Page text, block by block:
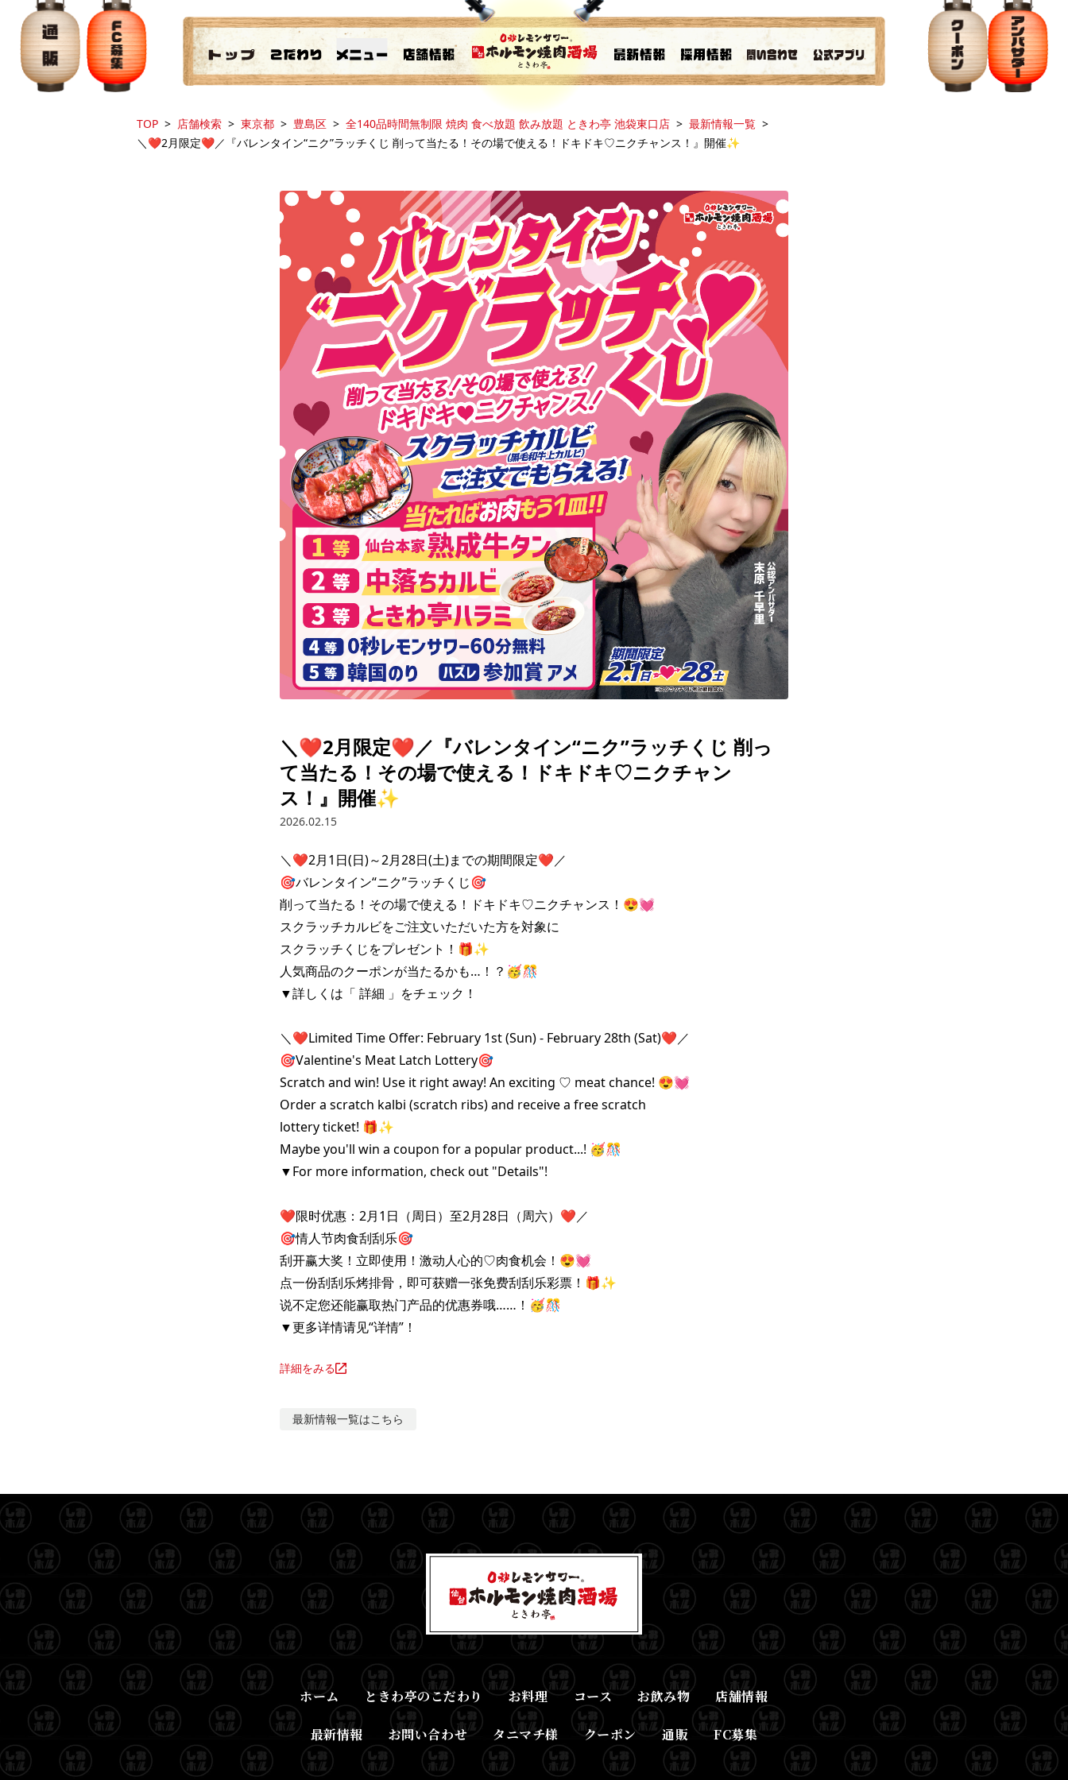
TOP 店舗検索 東京都 豊島区 全140品時間無制限 焼肉 食べ放題 飲み放題 ときわ亭 池袋東口店
最新情報一覧
＼❤️2月限定❤️／『バレンタイン“ニク”ラッチくじ 削って当たる！その場で使える！ドキドキ♡ニクチャンス！』開催✨
＼❤️2月限定❤️／『バレンタイン“ニク”ラッチくじ 削っ
て当たる！その場で使える！ドキドキ♡ニクチャン
ス！』開催✨
2026.02.15
＼❤️2月1日(日)～2月28日(土)までの期間限定❤️／
🎯バレンタイン“ニク”ラッチくじ🎯
削って当たる！その場で使える！ドキドキ♡ニクチャンス！😍💓
スクラッチカルビをご注文いただいた方を対象に
スクラッチくじをプレゼント！🎁✨
人気商品のクーポンが当たるかも…！？🥳🎊
▼詳しくは「 詳細 」をチェック！
＼❤️Limited Time Offer: February 1st (Sun) - February 28th (Sat)❤️／
🎯Valentine's Meat Latch Lottery🎯
Scratch and win! Use it right away! An exciting ♡ meat chance! 😍💓
Order a scratch kalbi (scratch ribs) and receive a free scratch
lottery ticket! 🎁✨
Maybe you'll win a coupon for a popular product...! 🥳🎊
▼For more information, check out "Details"!
❤️限时优惠：2月1日（周日）至2月28日（周六）❤️／
🎯情人节肉食刮刮乐🎯
刮开赢大奖！立即使用！激动人心的♡肉食机会！😍💓
点一份刮刮乐烤排骨，即可获赠一张免费刮刮乐彩票！🎁✨
说不定您还能赢取热门产品的优惠券哦……！🥳🎊
▼更多详情请见“详情”！
詳細をみる
最新情報一覧はこちら
ホーム ときわ亭のこだわり お料理 コース お飲み物 店舗情報
最新情報 お問い合わせ タニマチ様 クーポン 通販 FC募集